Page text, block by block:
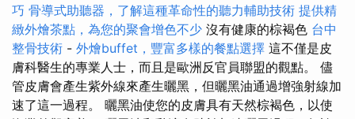
巧 骨導式助聽器，了解這種革命性的聽力輔助技術 提供精
緻外燴茶點，為您的聚會增色不少 沒有健康的棕褐色 台中
整骨技術 - 外燴buffet，豐富多樣的餐點選擇 這不僅是皮
膚科醫生的專業人士，而且是歐洲反官員聯盟的觀點。 儘
管皮膚會產生紫外線來產生曬黑，但曬黑油通過增強射線加
速了這一過程。 曬黑油使您的皮膚具有天然棕褐色，以使